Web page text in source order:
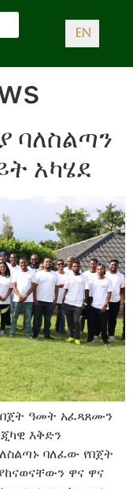
EN
ባለስልጣን
አካሄደ
በጀት ዓመት አፈጻጸሙን
እቅድን
ባለፈው የበጀት
ዋና ዋና